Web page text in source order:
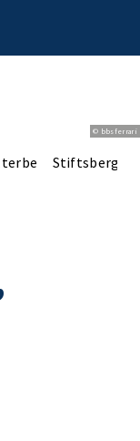
© bbsferrari
Stiftsberg